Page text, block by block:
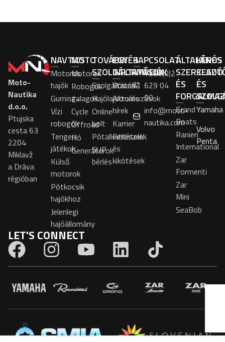
Moto-
Nautika
d.o.o.
Ptujska
cesta 63
2204
Miklavž
a Dráva
régióban
NAVTICS
Motoros
hajók
Gumiszalagok
Vízi
robogók
Tengeri
játékok
Külső
motorok
Pótkocsik
hajókhoz
Jelenlegi
hajóállomány
MOTO
Motorok
Robogók
E-
Cycle
Offroad
Hó
Generátorok
TOVÁBBI
SZOLGÁLTATÁSOK
Szolgáltatás
Hajólajstromozások
Online
bolt
Pótalkatrészek
SUP
bérlés
EGYÉB
INFORMÁCIÓK
Rólunk
Aktuális
hírek
Karrier
Feltételek
és
kikötések
KAPCSOLAT
+386(0)2
629 04
00
info@moto-
nautika.com
ÁLTALÁNOS
ÉS
Grand
Boats
Ranieri
International
Zar
Formenti
Zar
Mini
SeaBob
KÉRÉS
ELADÓ
ÉS
Yamaha
Volvo
Penta
LET'S CONNECT